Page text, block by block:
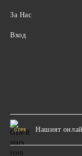
За Нас
Вход
GDPR Нашият